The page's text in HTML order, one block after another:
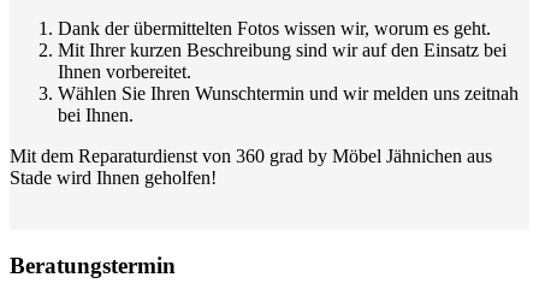
Dank der übermittelten Fotos wissen wir, worum es geht.
Mit Ihrer kurzen Beschreibung sind wir auf den Einsatz bei
Ihnen vorbereitet.
Wählen Sie Ihren Wunschtermin und wir melden uns zeitnah
bei Ihnen.
Mit dem Reparaturdienst von 360 grad by Möbel Jähnichen aus
Stade wird Ihnen geholfen!
Beratungstermin